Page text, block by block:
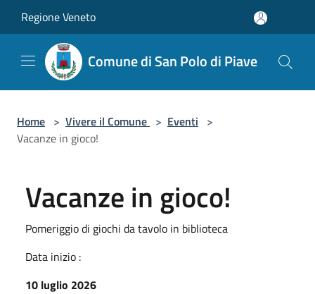
Regione Veneto
Comune di San Polo di Piave
Home > Vivere il Comune > Eventi >
Vacanze in gioco!
Vacanze in gioco!
Pomeriggio di giochi da tavolo in biblioteca
Data inizio :
10 luglio 2026